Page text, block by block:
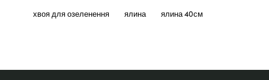
хвоя для озеленення
ялина ялина 40см